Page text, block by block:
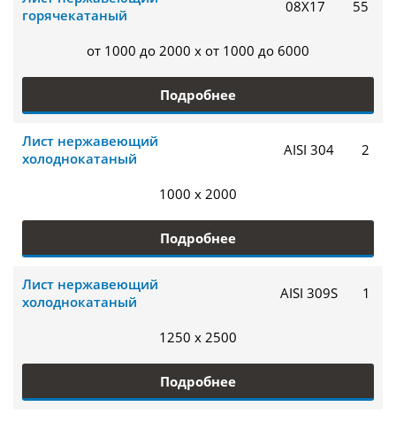
горячекатаный
08Х17 55
от 1000 до 2000 x от 1000 до 6000
Подробнее
Лист нержавеющий
холоднокатаный
AISI 304 2
1000 x 2000
Подробнее
Лист нержавеющий
холоднокатаный
AISI 309S 1
1250 x 2500
Подробнее